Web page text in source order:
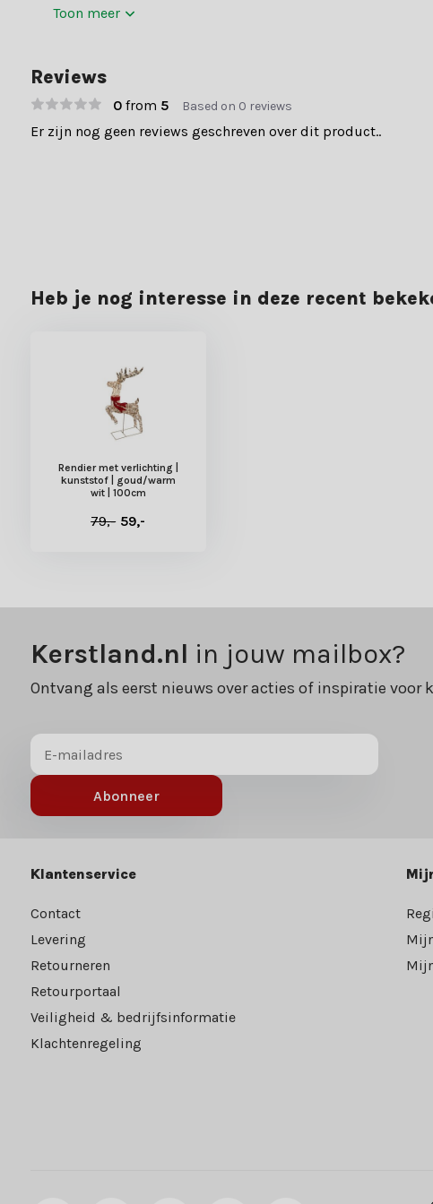
Toon meer
Reviews
0from 5 Based on 0 reviews
Er zijn nog geen reviews geschreven over dit product..
Heb je nog interesse in deze recent
Rendier met verlichting |
kunststof | goud/warm
wit | 100cm
79,- 59,-
Kerstland.nl in jouw mailbox?
Ontvang als eerst nieuws over acties of inspiratie voor
Abonneer
Klantenservice
Contact
Levering
Retourneren
Retourportaal
Veiligheid & bedrijfsinformatie
Klachtenregeling